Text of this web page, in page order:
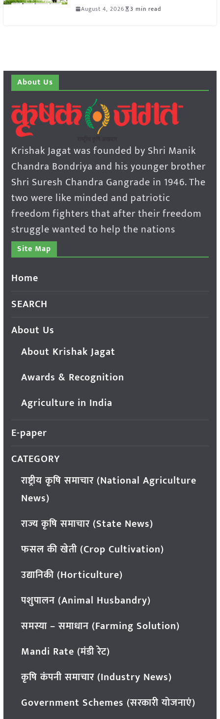
August 4, 2026 3 min read
About Us
Krishak Jagat was founded by Shri Manik
Chandra Bondriya and his younger brother
Shri Suresh Chandra Gangrade in 1946. The
two were like minded and patriotic
freedom fighters that after their freedom
struggle wanted to help the nations
Site Map
Home
SEARCH
About Us
About Krishak Jagat
Awards & Recognition
Agriculture in India
E-paper
CATEGORY
राष्ट्रीय कृषि समाचार (National Agriculture
News)
राज्य कृषि समाचार (State News)
फसल की खेती (Crop Cultivation)
उद्यानिकी (Horticulture)
पशुपालन (Animal Husbandry)
समस्या – समाधान (Farming Solution)
Mandi Rate (मंडी रेट)
कृषि कंपनी समाचार (Industry News)
Government Schemes (सरकारी योजनाएं)